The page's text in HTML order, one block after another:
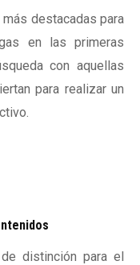
destacadas para
en las primeras
con aquellas
para realizar un
distinción para el